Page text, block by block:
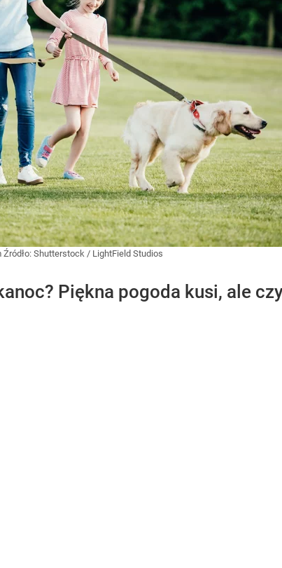
Źródło: Shutterstock / LightField Studios
Piękna pogoda kusi, ale